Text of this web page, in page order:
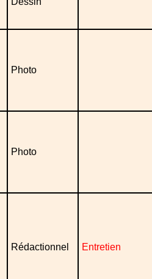
Photo
Photo
Rédactionnel Entretien